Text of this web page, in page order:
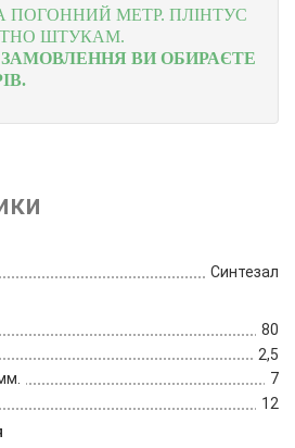
ПОГОННИЙ МЕТР. ПЛІНТУС
ШТУКАМ.
ВИ ОБИРАЄТЕ
Синтезал
80
2,5
7
12